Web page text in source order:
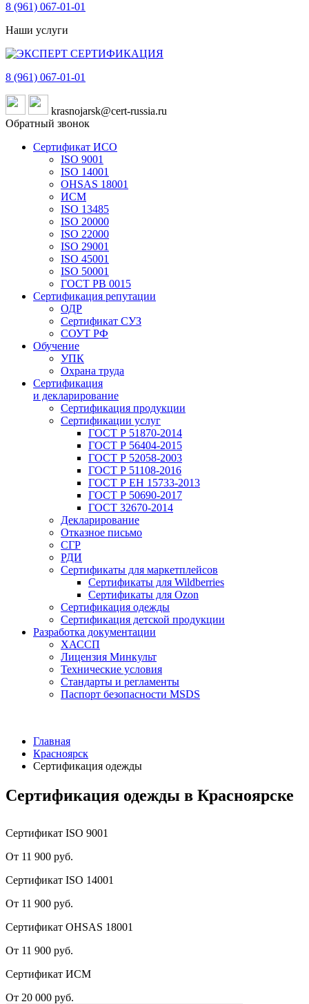
8 (961) 067-01-01
Наши услуги
8 (961) 067-01-01
krasnojarsk@cert-russia.ru
Обратный звонок
Сертификат ИСО
ISO 9001
ISO 14001
OHSAS 18001
ИСМ
ISO 13485
ISO 20000
ISO 22000
ISO 29001
ISO 45001
ISO 50001
ГОСТ РВ 0015
Сертификация репутации
ОДР
Сертификат СУЗ
СОУТ РФ
Обучение
УПК
Охрана труда
Сертификация
и декларирование
Сертификация продукции
Сертификации услуг
ГОСТ Р 51870-2014
ГОСТ Р 56404-2015
ГОСТ Р 52058-2003
ГОСТ Р 51108-2016
ГОСТ Р ЕН 15733-2013
ГОСТ Р 50690-2017
ГОСТ 32670-2014
Декларирование
Отказное письмо
СГР
РДИ
Сертификаты для маркетплейсов
Сертификаты для Wildberries
Сертификаты для Ozon
Сертификация одежды
Сертификация детской продукции
Разработка документации
ХАССП
Лицензия Минкульт
Технические условия
Стандарты и регламенты
Паспорт безопасности MSDS
Главная
Красноярск
Сертификация одежды
Сертификация одежды в Красноярске
Сертификат ISO 9001
От 11 900 руб.
Сертификат ISO 14001
От 11 900 руб.
Сертификат OHSAS 18001
От 11 900 руб.
Сертификат ИСМ
От 20 000 руб.